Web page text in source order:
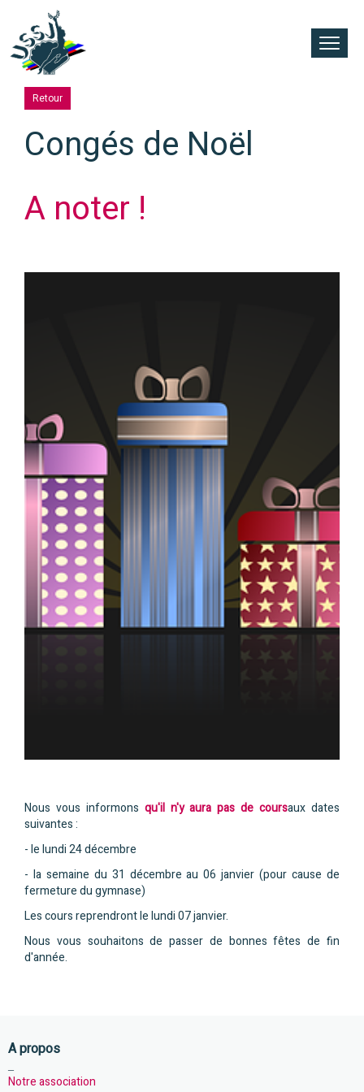
Retour
Congés de Noël
A noter !
Nous vous informons qu'il n'y aura pas de coursaux dates
suivantes :
- le lundi 24 décembre
- la semaine du 31 décembre au 06 janvier (pour cause de
fermeture du gymnase)
Les cours reprendront le lundi 07 janvier.
Nous vous souhaitons de passer de bonnes fêtes de fin
d'année.
A propos
Notre association